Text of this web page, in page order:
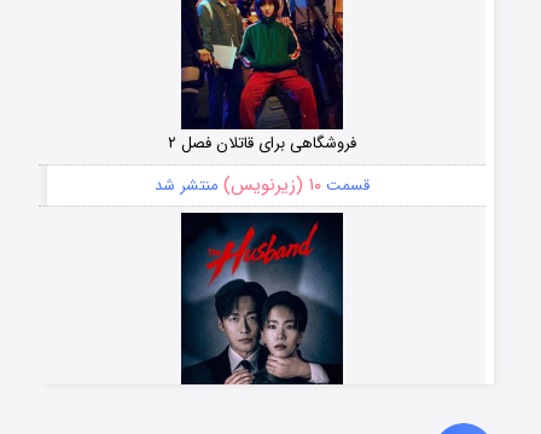
فروشگاهی برای قاتلان فصل ۲
قسمت۱۰ (زیرنویس) منتشر شد